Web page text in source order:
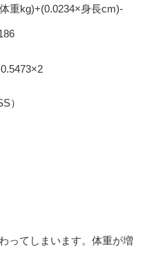
重kg)+(0.0234×身長cm)-
）
ってしまいます。体重が増